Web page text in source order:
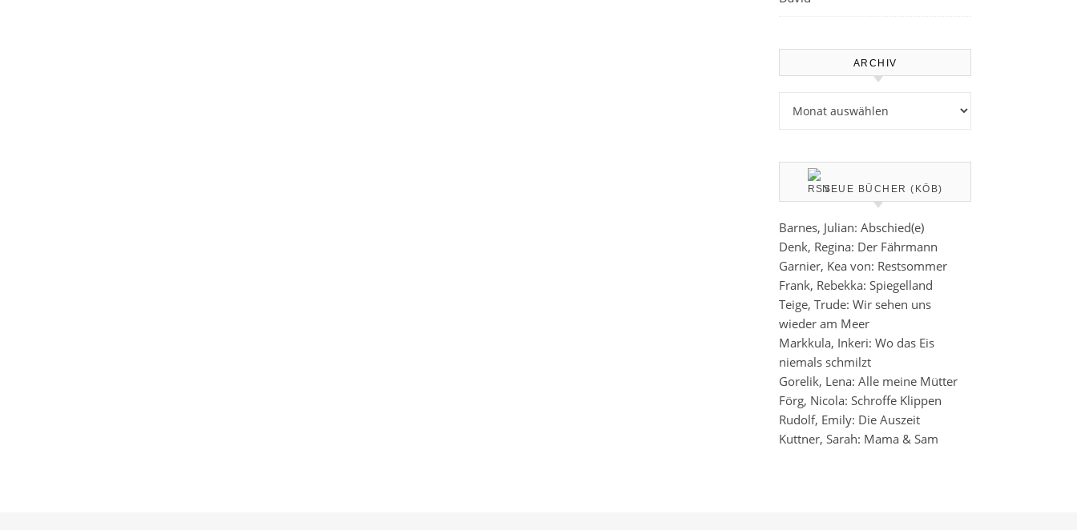
ARCHIV
NEUE BÜCHER (KÖB)
Barnes, Julian: Abschied(e)
Denk, Regina: Der Fährmann
Garnier, Kea von: Restsommer
Frank, Rebekka: Spiegelland
Teige, Trude: Wir sehen uns
wieder am Meer
Markkula, Inkeri: Wo das Eis
niemals schmilzt
Gorelik, Lena: Alle meine Mütter
Förg, Nicola: Schroffe Klippen
Rudolf, Emily: Die Auszeit
Kuttner, Sarah: Mama & Sam